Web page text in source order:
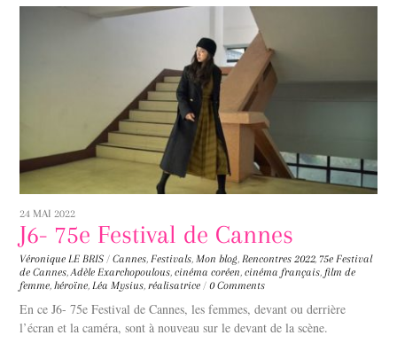
24 MAI 2022
J6- 75e Festival de Cannes
Véronique LE BRIS / Cannes, Festivals, Mon blog, Rencontres 2022,75e Festival
de Cannes,Adèle Exarchopoulous,cinéma coréen,cinéma français, film de
femme,héroïne, Léa Mysius, réalisatrice / 0 Comments
En ce J6- 75e Festival de Cannes, les femmes, devant ou derrière
l’écran et la caméra, sont à nouveau sur le devant de la scène.